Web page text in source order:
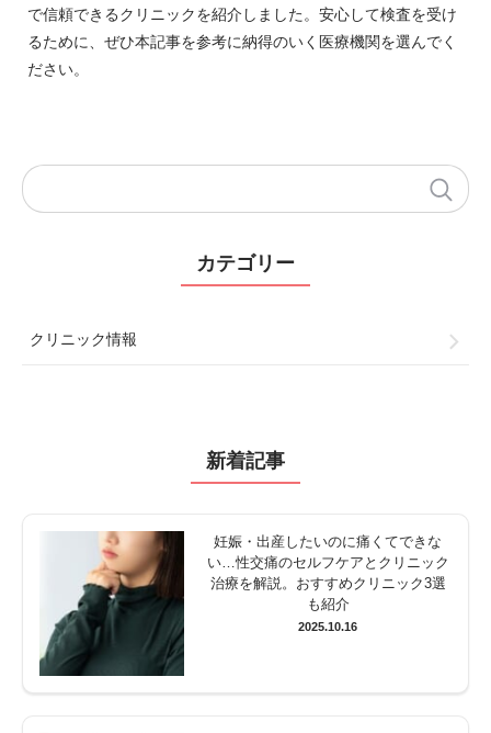
で信頼できるクリニックを紹介しました。安心して検査を受け
るために、ぜひ本記事を参考に納得のいく医療機関を選んでく
ださい。
カテゴリー
クリニック情報
新着記事
妊娠・出産したいのに痛くてできな
い…性交痛のセルフケアとクリニック
治療を解説。おすすめクリニック3選
も紹介
2025.10.16